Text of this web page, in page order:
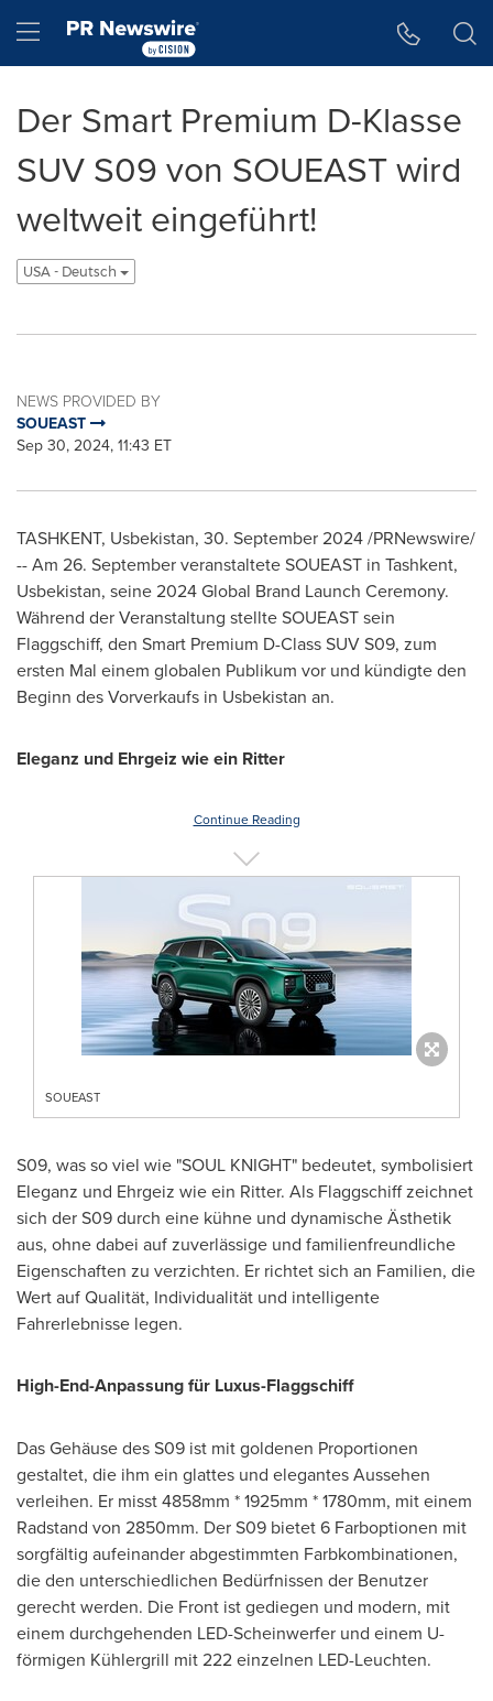
Hamburger menu
Der Smart Premium D-Klasse
SUV S09 von SOUEAST wird
weltweit eingeführt!
USA - Deutsch
NEWS PROVIDED BY
SOUEAST
Sep 30, 2024, 11:43 ET
TASHKENT, Usbekistan, 30. September 2024/PRNewswire/
-- Am 26. September veranstaltete SOUEAST in Tashkent,
Usbekistan, seine 2024 Global Brand Launch Ceremony.
Während der Veranstaltung stellte SOUEAST sein
Flaggschiff, den Smart Premium D-Class SUV S09, zum
ersten Mal einem globalen Publikum vor und kündigte den
Beginn des Vorverkaufs in Usbekistan an.
Eleganz und Ehrgeiz wie ein Ritter
Continue Reading
SOUEAST
S09, was so viel wie "SOUL KNIGHT" bedeutet, symbolisiert
Eleganz und Ehrgeiz wie ein Ritter. Als Flaggschiff zeichnet
sich der S09 durch eine kühne und dynamische Ästhetik
aus, ohne dabei auf zuverlässige und familienfreundliche
Eigenschaften zu verzichten. Er richtet sich an Familien, die
Wert auf Qualität, Individualität und intelligente
Fahrerlebnisse legen.
High-End-Anpassung für Luxus-Flaggschiff
Das Gehäuse des S09 ist mit goldenen Proportionen
gestaltet, die ihm ein glattes und elegantes Aussehen
verleihen. Er misst 4858mm * 1925mm * 1780mm, mit einem
Radstand von 2850mm. Der S09 bietet 6 Farboptionen mit
sorgfältig aufeinander abgestimmten Farbkombinationen,
die den unterschiedlichen Bedürfnissen der Benutzer
gerecht werden. Die Front ist gediegen und modern, mit
einem durchgehenden LED-Scheinwerfer und einem U-
förmigen Kühlergrill mit 222 einzelnen LED-Leuchten.